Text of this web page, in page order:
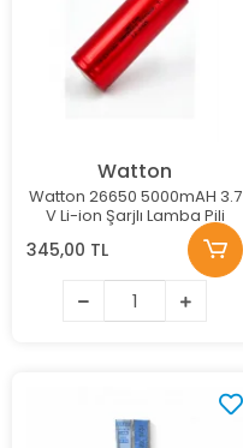
Watton
Watton 26650 5000mAH 3.7
V Li-ion Şarjlı Lamba Pili
345,00 TL